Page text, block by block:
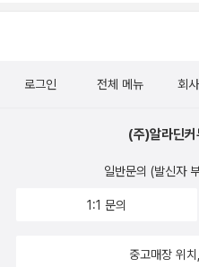
로그인 전체 메뉴 회
(주)알라딘
일반문의 (발신자
1:1 문의
중고매장 위